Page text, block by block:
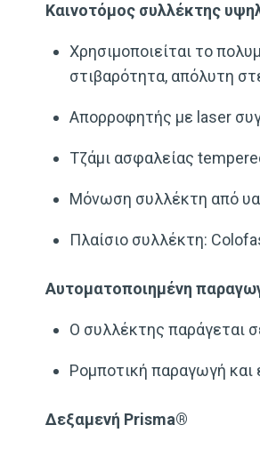
Καινοτόμος συλλέκτης
Χρησιμοποιείται το
στιβαρότητα, απόλυτη
Απορροφητής με laser
Τζάμι ασφαλείας
Μόνωση συλλέκτη από
Πλαίσιο συλλέκτη:
Αυτοματοποιημένη
Ο συλλέκτης παράγεται
Ρομποτική παραγωγή και
Δεξαμενή Prisma®